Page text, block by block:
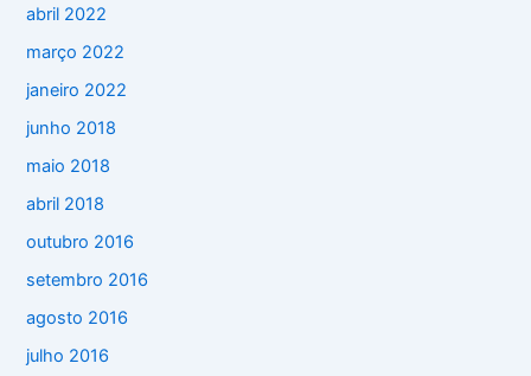
abril 2022
março 2022
janeiro 2022
junho 2018
maio 2018
abril 2018
outubro 2016
setembro 2016
agosto 2016
julho 2016